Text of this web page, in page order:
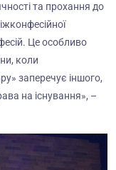
та прохання до
Це особливо
коли
заперечує іншого,
на існування», –